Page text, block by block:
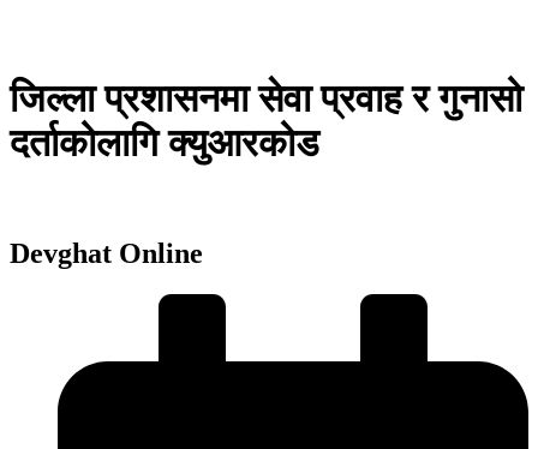
जिल्ला प्रशासनमा सेवा प्रवाह र गुनासो
दर्ताकोलागि क्युआरकोड
Devghat Online